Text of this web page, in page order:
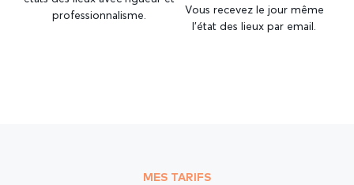
professionnalisme.
Vous recevez le jour même
l’état des lieux par email.
MES TARIFS